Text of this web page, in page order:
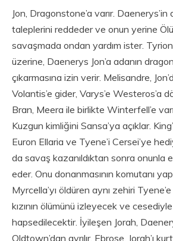
Jon, Dragonstone’a varır. Daenerys’in
taleplerini reddeder ve onun yerine
savaşmada ondan yardım ister.
üzerine, Daenerys Jon’a adanın
çıkarmasına izin verir. Melisandre,
Volantis’e gider, Varys’e Westeros’a
Bran, Meera ile birlikte Winterfell’e
Kuzgun kimliğini Sansa’ya açıklar.
Euron Ellaria ve Tyene’i Cersei’ye
da savaş kazanıldıktan sonra onunla
eder. Onu donanmasının komutanı
Myrcella’yı öldüren aynı zehiri
kızının ölümünü izleyecek ve
hapsedilecektir. İyileşen Jorah,
Oldtown’dan ayrılır. Ebrose, Jorah’ı